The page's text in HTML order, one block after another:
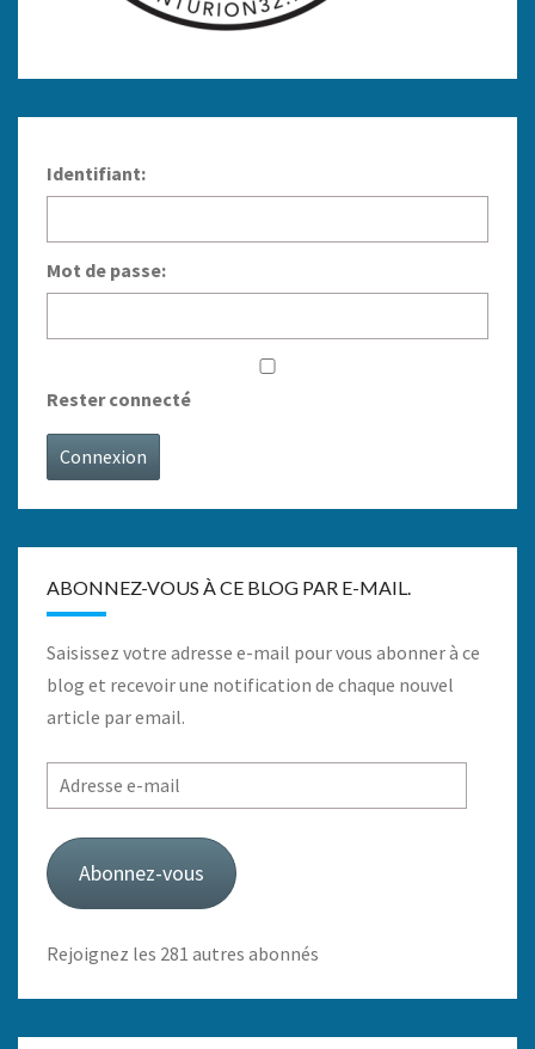
Identifiant:
Mot de passe:
Rester connecté
Connexion
ABONNEZ-VOUS À CE BLOG PAR E-MAIL.
Saisissez votre adresse e-mail pour vous abonner à ce
blog et recevoir une notification de chaque nouvel
article par email.
Adresse
e-
mail
Abonnez-vous
Rejoignez les 281 autres abonnés